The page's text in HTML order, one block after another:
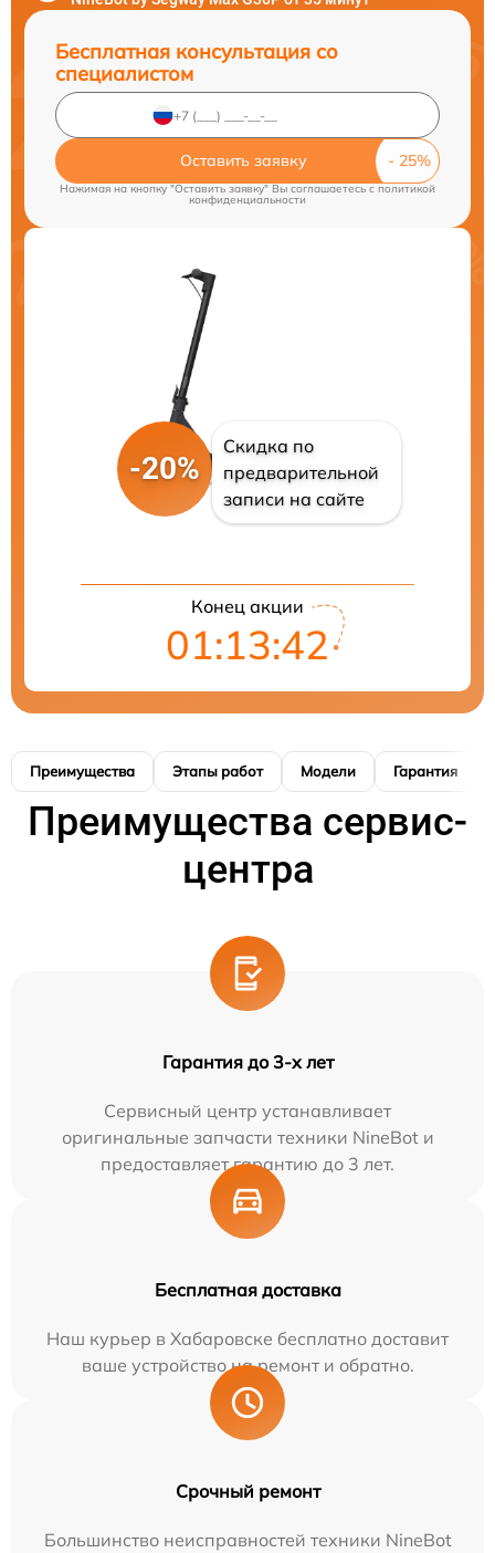
Бесплатная консультация со
специалистом
Оставить заявку
Нажимая на кнопку "Оставить заявку" Вы соглашаетесь c политикой
конфиденциальности
-20%
Скидка по
предварительной
записи на сайте
Конец акции
01:13:41
Преимущества Этапы работ Модели Гарантия
Преимущества сервис-
центра
Гарантия до 3-х лет
Сервисный центр устанавливает
оригинальные запчасти техники NineBot и
предоставляет гарантию до 3 лет.
Бесплатная доставка
Наш курьер в Хабаровске бесплатно доставит
ваше устройство на ремонт и обратно.
Срочный ремонт
Большинство неисправностей техники NineBot